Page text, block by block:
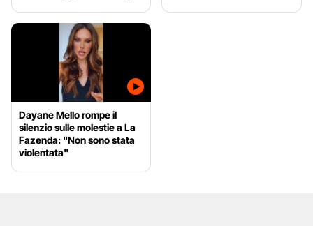
Dayane Mello rompe il
silenzio sulle molestie a La
Fazenda: "Non sono stata
violentata"